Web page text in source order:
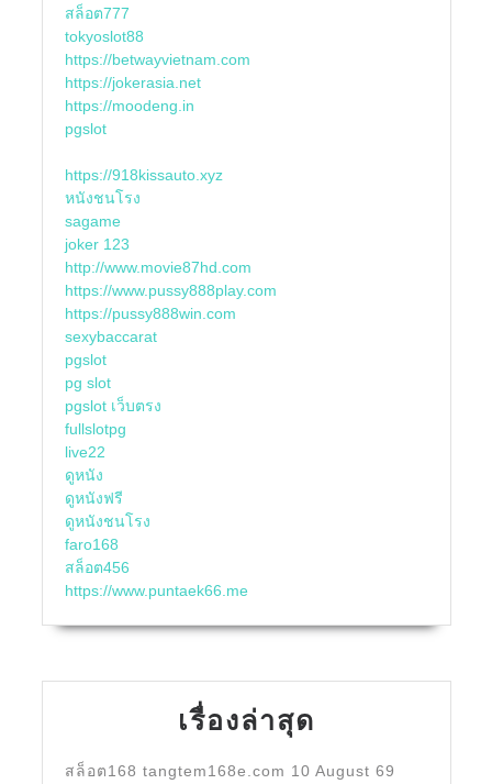
สล็อต777
tokyoslot88
https://betwayvietnam.com
https://jokerasia.net
https://moodeng.in
pgslot
https://918kissauto.xyz
หนังชนโรง
sagame
joker 123
http://www.movie87hd.com
https://www.pussy888play.com
https://pussy888win.com
sexybaccarat
pgslot
pg slot
pgslot เว็บตรง
fullslotpg
live22
ดูหนัง
ดูหนังฟรี
ดูหนังชนโรง
faro168
สล็อต456
https://www.puntaek66.me
เรื่องล่าสุด
สล็อต168 tangtem168e.com 10 August 69